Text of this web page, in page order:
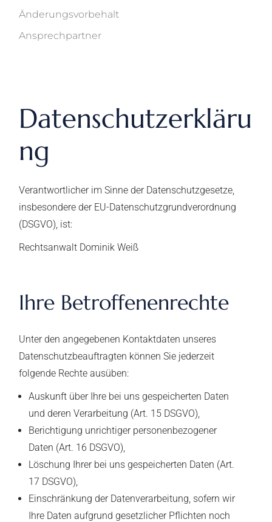
Änderungsvorbehalt
Ansprechpartner
Datenschutzerkläru
ng
Verantwortlicher im Sinne der Datenschutzgesetze,
insbesondere der EU-Datenschutzgrundverordnung
(DSGVO), ist:
Rechtsanwalt Dominik Weiß
Ihre Betroffenenrechte
Unter den angegebenen Kontaktdaten unseres
Datenschutzbeauftragten können Sie jederzeit
folgende Rechte ausüben:
Auskunft über Ihre bei uns gespeicherten Daten
und deren Verarbeitung (Art. 15 DSGVO),
Berichtigung unrichtiger personenbezogener
Daten (Art. 16 DSGVO),
Löschung Ihrer bei uns gespeicherten Daten (Art.
17 DSGVO),
Einschränkung der Datenverarbeitung, sofern wir
Ihre Daten aufgrund gesetzlicher Pflichten noch